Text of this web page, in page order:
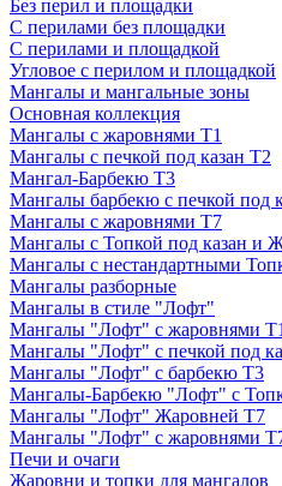
Без перил и площадки
С перилами без площадки
С перилами и площадкой
Угловое с перилом и площадкой
Мангалы и мангальные зоны
Основная коллекция
Мангалы с жаровнями Т1
Мангалы с печкой под казан Т2
Мангал-Барбекю Т3
Мангалы барбекю с печкой под
Мангалы с жаровнями Т7
Мангалы с Топкой под казан и
Мангалы с нестандартными
Мангалы разборные
Мангалы в стиле "Лофт"
Мангалы "Лофт" с жаровнями Т1
Мангалы "Лофт" с печкой под
Мангалы "Лофт" с барбекю Т3
Мангалы-Барбекю "Лофт" с
Мангалы "Лофт" Жаровней Т7
Мангалы "Лофт" с жаровнями
Печи и очаги
Жаровни и топки для мангалов